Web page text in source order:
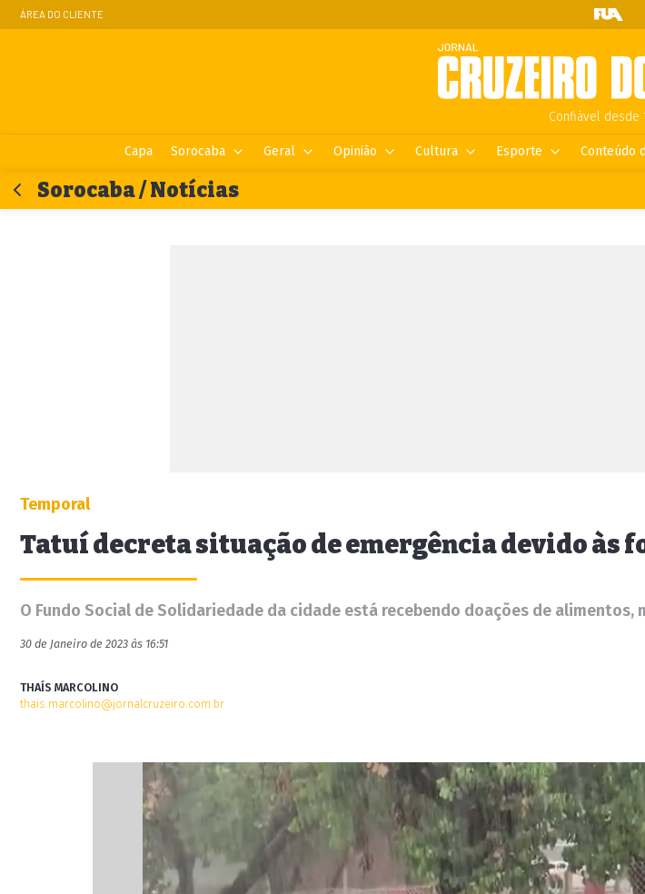
ÁREA DO CLIENTE
Confiável desde
Capa Sorocaba Geral Opinião Cultura Esporte Conteúdo
Sorocaba / Notícias
Temporal
Tatuí decreta situação de emergência devido às
O Fundo Social de Solidariedade da cidade está recebendo doações de
30 de Janeiro de 2023 às 16:51
THAÍS MARCOLINO
thais.marcolino@jornalcruzeiro.com.br